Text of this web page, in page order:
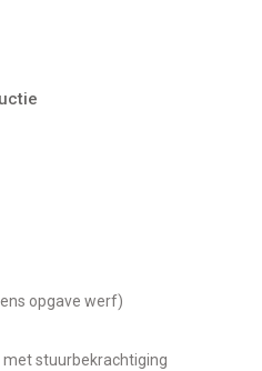
opgave werf)
met stuurbekrachtiging